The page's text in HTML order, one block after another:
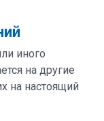
иного
на другие
на настоящий